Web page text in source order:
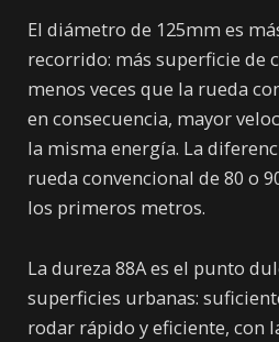
El diámetro de 125mm es
recorrido: más superficie de
menos veces que la rueda
en consecuencia, mayor
la misma energía. La
rueda convencional de 80 o
los primeros metros.
La dureza 88A es el punto
superficies urbanas:
rodar rápido y eficiente, con